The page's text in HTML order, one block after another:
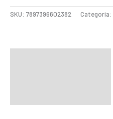
SKU: 7897396602382 Categoria: